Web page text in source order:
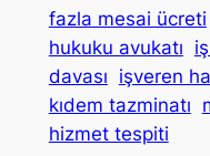
fazla mesai ücreti
hukuku avukatı
davası işveren
kıdem tazminatı
hizmet tespiti